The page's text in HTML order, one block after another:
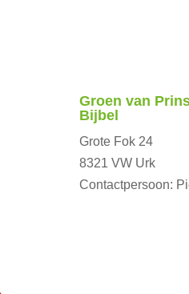
Groen van
Bijbel
Grote Fok 24
8321 VW Urk
Contactpersoon: